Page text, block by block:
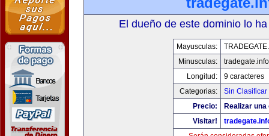
El dueño de este dominio lo
Mayusculas:
Minusculas:
tradegate.info
Longitud:
9 caracteres
Categorias:
Sin Clasificar
Precio:
Realizar
Visitar!